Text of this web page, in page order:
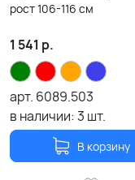
рост 106-116 см
1 541 р.
арт. 6089.503
в наличии:3 шт.
В корзину